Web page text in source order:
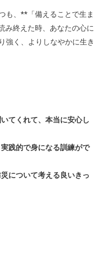
も、**「備えることで生ま
み終えた時、あなたの心に
強く、よりしなやかに生き
てくれて、本当に安心し
践的で身になる訓練がで
について考える良いきっ